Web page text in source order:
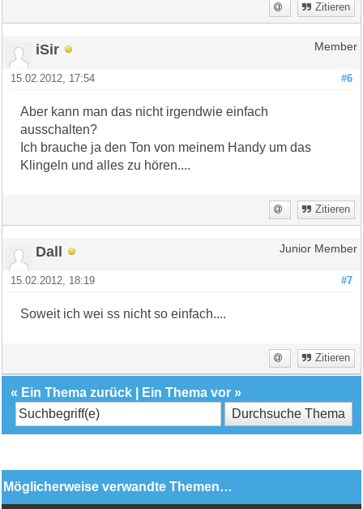
Zitieren
iSir Member
#6
15.02.2012, 17:54
Aber kann man das nicht irgendwie einfach
ausschalten?
Ich brauche ja den Ton von meinem Handy um das
Klingeln und alles zu hören....
Zitieren
Dall Junior Member
#7
15.02.2012, 18:19
Soweit ich wei ss nicht so einfach....
Zitieren
« Ein Thema zurück Ein Thema vor »
Möglicherweise verwandte Themen…